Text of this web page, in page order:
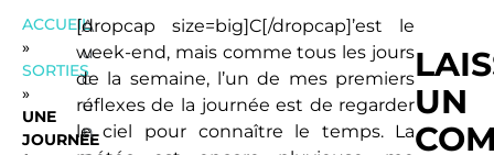
ACCUEIL
»
SORTIES
»
UNE
JOURNÉE
A
u
c
u
n
[dropcap size=big]C[/dropcap]’est le
week-end, mais comme tous les jours
de la semaine, l’un de mes premiers
réflexes de la journée est de regarder
le ciel pour connaître le temps. La
UN